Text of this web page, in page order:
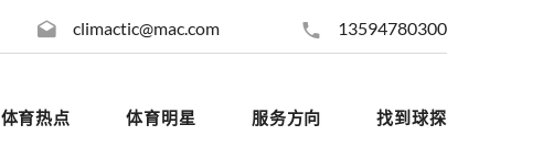
climactic@mac.com 13594780300
体育热点 体育明星 服务方向 找到球探